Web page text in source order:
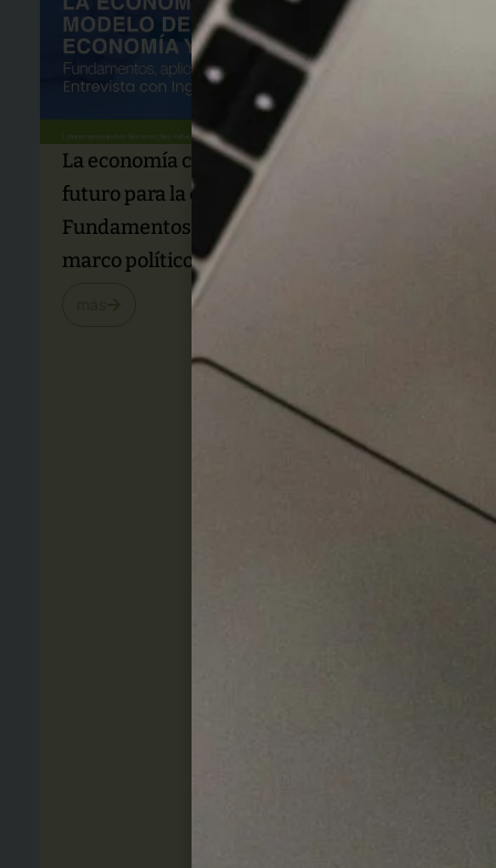
La economía circular como modelo de
futuro para la economía y la sociedad:
Fundamentos, aplicaciones prácticas y
marco político – Junio 2026